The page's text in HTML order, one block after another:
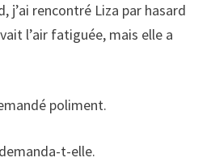
j’ai rencontré Liza par hasard
l’air fatiguée, mais elle a
poliment.
t-elle.